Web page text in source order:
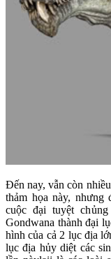
Đến nay, vẫn còn
thảm họa này, nhưng
cuộc đại tuyệt
Gondwana thành đại
hình của cả 2 lục địa
lục địa hủy diệt các